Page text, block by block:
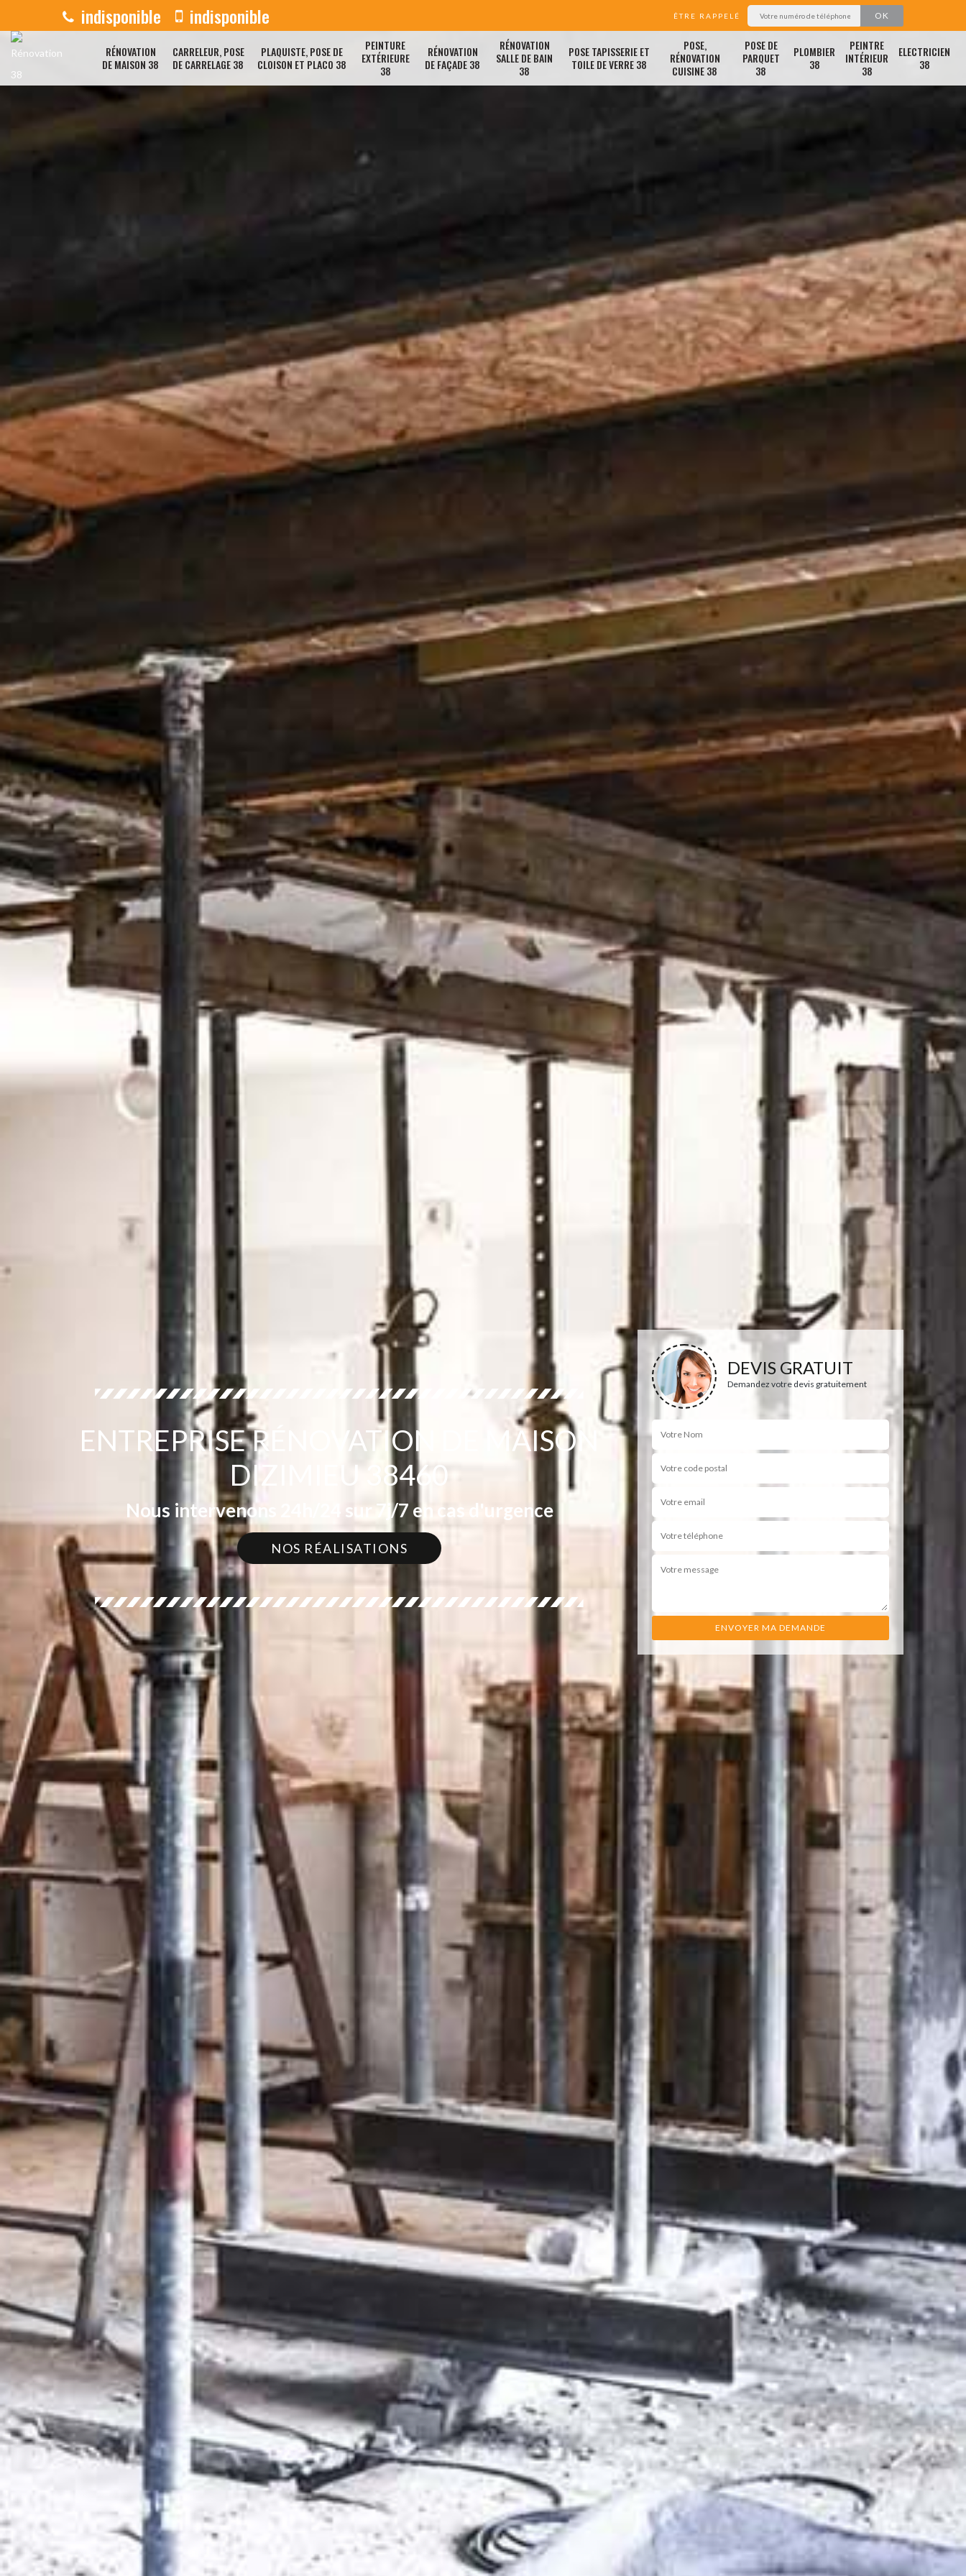
indisponible indisponible ÊTRE RAPPELÉ
RÉNOVATION
DE MAISON 38
CARRELEUR, POSE
DE CARRELAGE 38
PLAQUISTE, POSE DE
CLOISON ET PLACO 38
PEINTURE
EXTÉRIEURE
38
RÉNOVATION
DE FAÇADE 38
RÉNOVATION
SALLE DE BAIN
38
POSE TAPISSERIE ET
TOILE DE VERRE 38
POSE,
RÉNOVATION
CUISINE 38
POSE DE
PARQUET
38
PLOMBIER
38
PEINTRE
INTÉRIEUR
38
ELECTRICIEN
38
ENTREPRISE RÉNOVATION DE MAISON
DIZIMIEU 38460
Nous intervenons 24h/24 sur 7j/7 en cas d'urgence
NOS RÉALISATIONS
DEVIS GRATUIT
Demandez votre devis gratuitement